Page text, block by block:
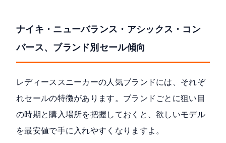
ナイキ・ニューバランス・アシックス・コン
バース、ブランド別セール傾向
レディーススニーカーの人気ブランドには、それぞ
れセールの特徴があります。ブランドごとに狙い目
の時期と購入場所を把握しておくと、欲しいモデル
を最安値で手に入れやすくなりますよ。